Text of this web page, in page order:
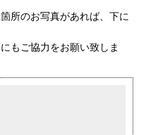
所のお写真があれば、下に
もご協力をお願い致しま